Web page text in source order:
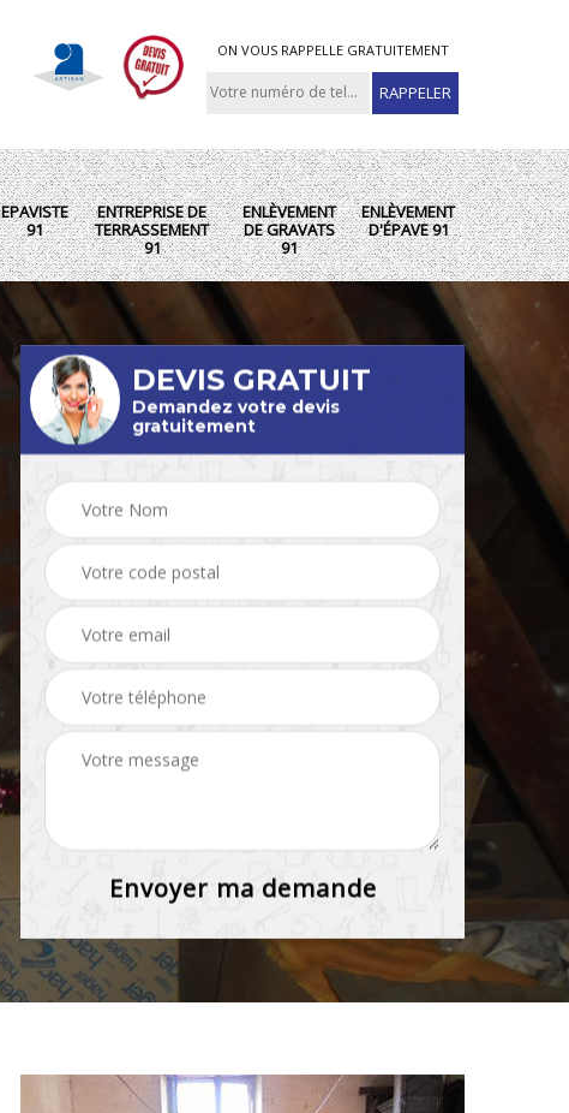
ON VOUS RAPPELLE GRATUITEMENT
EPAVISTE
91
ENTREPRISE DE
TERRASSEMENT
91
ENLÈVEMENT
DE GRAVATS
91
ENLÈVEMENT
D'ÉPAVE 91
DEVIS GRATUIT
Demandez votre devis
gratuitement